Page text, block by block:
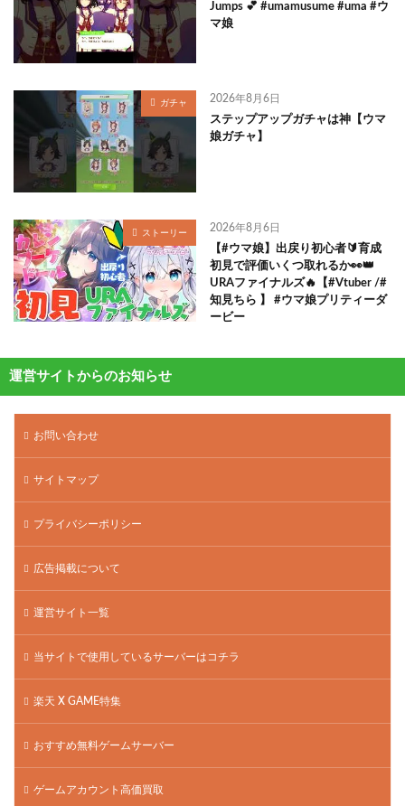
Jumps 💕 #umamusume #uma #ウ
マ娘
ガチャ 2026年8月6日
ステップアップガチャは神【ウマ
娘ガチャ】
ストーリー 2026年8月6日
【#ウマ娘】出戻り初心者🔰育成
初見で評価いくつ取れるか👀👑
URAファイナルズ🔥【#Vtuber /#
知見ちら 】 #ウマ娘プリティーダ
ービー
運営サイトからのお知らせ
お問い合わせ
サイトマップ
プライバシーポリシー
広告掲載について
運営サイト一覧
当サイトで使用しているサーバーはコチラ
楽天 X GAME特集
おすすめ無料ゲームサーバー
ゲームアカウント高価買取